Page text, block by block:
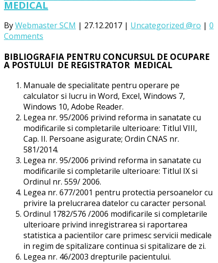
MEDICAL
ByWebmaster SCM | 27.12.2017 | Uncategorized @ro | 0
Comments
BIBLIOGRAFIA PENTRU CONCURSUL DE OCUPARE
A POSTULUI DE REGISTRATOR MEDICAL
Manuale de specialitate pentru operare pe
calculator si lucru in Word, Excel, Windows 7,
Windows 10, Adobe Reader.
Legea nr. 95/2006 privind reforma in sanatate cu
modificarile si completarile ulterioare: Titlul VIII,
Cap. II. Persoane asigurate; Ordin CNAS nr.
581/2014.
Legea nr. 95/2006 privind reforma in sanatate cu
modificarile si completarile ulterioare: Titlul IX si
Ordinul nr. 559/ 2006.
Legea nr. 677/2001 pentru protectia persoanelor cu
privire la prelucrarea datelor cu caracter personal.
Ordinul 1782/576 /2006 modificarile si completarile
ulterioare privind inregistrarea si raportarea
statistica a pacientilor care primesc servicii medicale
in regim de spitalizare continua si spitalizare de zi.
Legea nr. 46/2003 drepturile pacientului.